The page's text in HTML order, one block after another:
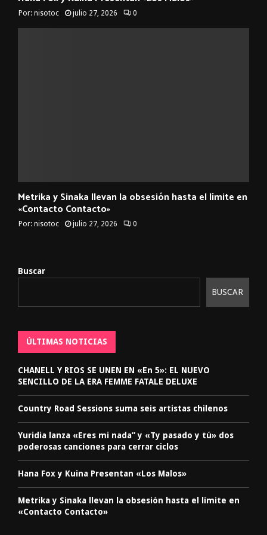
Por: nisotoc julio 27, 2026 0
Metrika y Sinaka llevan la obsesión hasta el límite en
«Contacto Contacto»
Por: nisotoc julio 27, 2026 0
Buscar
BUSCAR
ÚLTIMAS NOTICIAS
CHANELL Y RIOS SE UNEN EN «En 5»: EL NUEVO
SENCILLO DE LA ERA FEMME FATALE DELUXE
Country Road Sessions suma seis artistas chilenos
Yuridia lanza «Eres mi nada” y «Ty pasado y tú» dos
poderosas canciones para cerrar ciclos
Hana Fox y Kuina Presentan «Los Malos»
Metrika y Sinaka llevan la obsesión hasta el límite en
«Contacto Contacto»